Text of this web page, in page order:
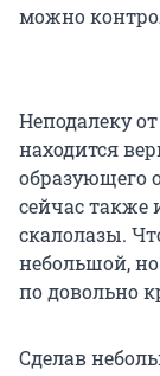
можно
Неподалеку
находится
образующего
сейчас также
скалолазы.
небольшой,
по довольно
Сделав